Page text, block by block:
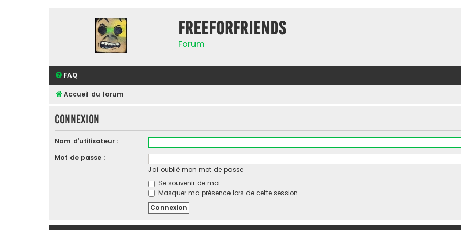
FreeForFriends
Forum
FAQ
Accueil du forum
Connexion
Nom d’utilisateur :
Mot de passe :
J’ai oublié mon mot de passe
Se souvenir de moi
Masquer ma présence lors de cette session